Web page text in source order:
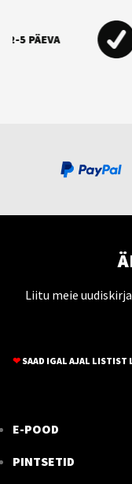
PÄEVA
E-POOD
PINTSETID
Liitu meie
❤ SAAD IGAL AJAL LISTIST